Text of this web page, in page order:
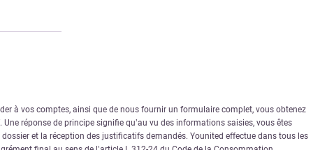
à vos comptes, ainsi que de nous fournir un formulaire complet, vous obtenez
réponse de principe signifie qu’au vu des informations saisies, vous êtes
et la réception des justificatifs demandés. Younited effectue dans tous les